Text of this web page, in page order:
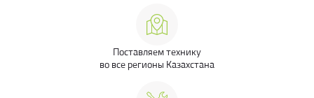
Поставляем технику
во все регионы Казахстана